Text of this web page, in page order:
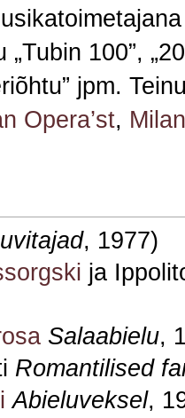
„Tubin 100”,
jpm.
Opera’st,
, 1977)
ja
Salaabielu,
Romantilised
Abieluveksel,